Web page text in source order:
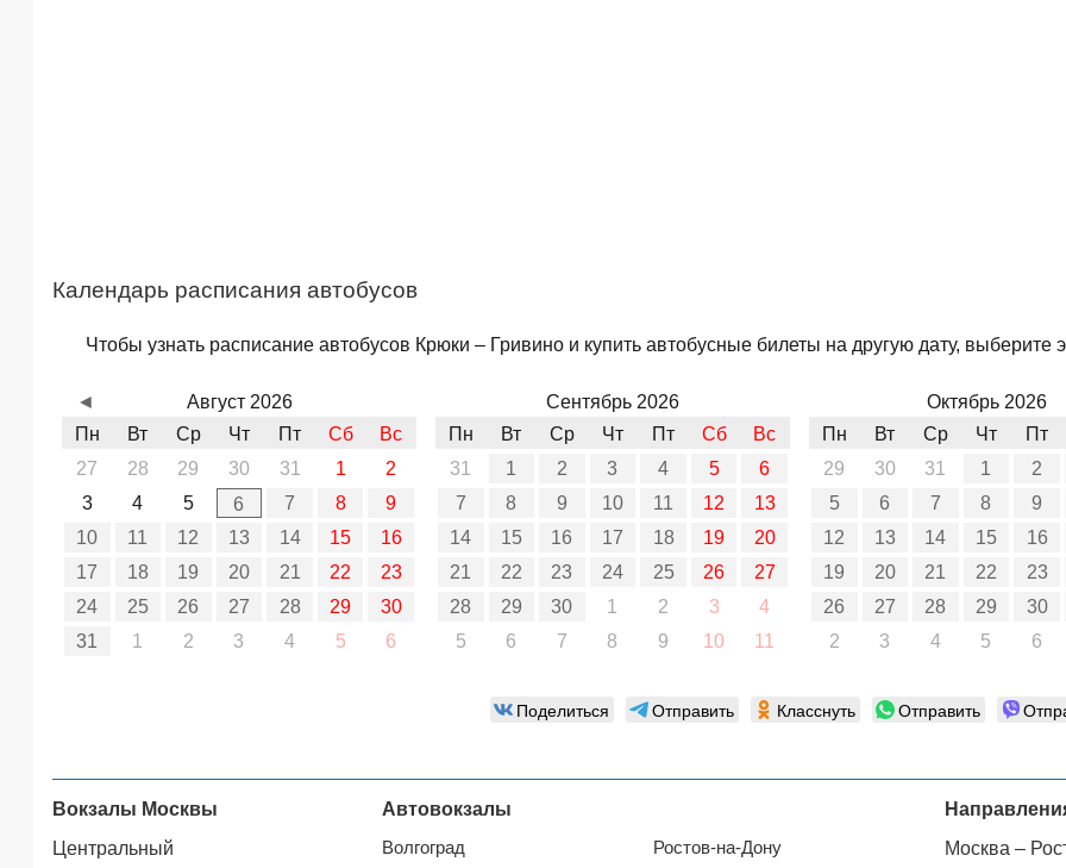
Календарь расписания автобусов
Чтобы узнать расписание автобусов Крюки – Гривино и купить автобусные билеты на другую дату, выберите
Август 2026
Пн
Вт Ср Чт Пт Сб
Вс
27
28 29 30 31 1
2
3
4 5 6 7 8
9
10
11 12 13 14 15
16
17
18 19 20 21 22
23
24
25 26 27 28 29
30
31
1 2 3 4 5 6
Сентябрь 2026
Пн
Вт Ср Чт Пт Сб
Вс
31
1 2 3 4 5
6
7
8 9 10 11 12
13
14
15 16 17 18 19
20
21
22 23 24 25 26
27
28
29 30 1 2 3
4
5
6 7 8 9 10 11
Октябрь 2026
Пн
Вт Ср Чт
Пт
29
30 31 1
2
5
6 7 8
9
12
13 14 15
16
19
20 21 22
23
26
27 28 29
30
2
3 4 5 6
◄
Поделиться Отправить Класснуть Отправить
Вокзалы Москвы
Центральный
Автовокзалы
Волгоград
Ростов-на-Дону
Москва –